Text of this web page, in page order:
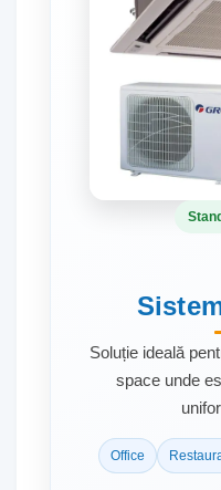
Soluție ideală
space unde
Office